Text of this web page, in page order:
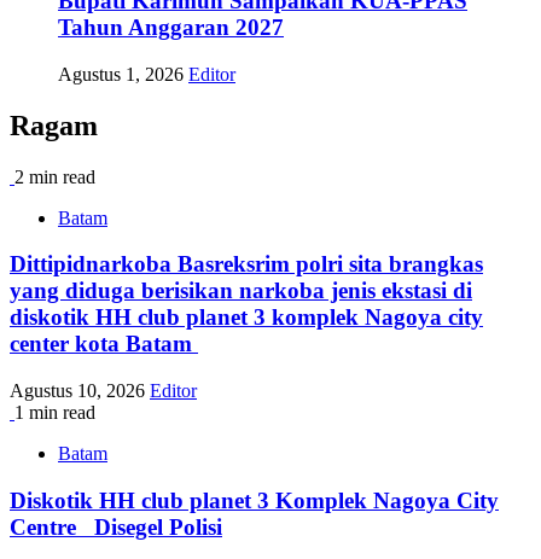
Tahun Anggaran 2027
Agustus 1, 2026 Editor
Ragam
2 min read
Batam
Dittipidnarkoba Basreksrim polri sita brangkas
yang diduga berisikan narkoba jenis ekstasi di
diskotik HH club planet 3 komplek Nagoya city
center kota Batam
Agustus 10, 2026 Editor
1 min read
Batam
Diskotik HH club planet 3 Komplek Nagoya City
Centre Disegel Polisi